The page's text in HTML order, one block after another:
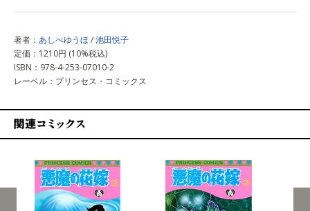
著者： あしべゆうほ /池田悦子
定価：1210円 (10%税込)
ISBN：978-4-253-07010-2
レーベル：プリンセス・コミックス